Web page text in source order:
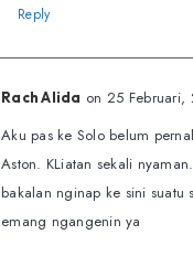
Reply
Rach Alida on 25
Aku pas ke Solo belum
Aston. KLiatan sekali
bakalan nginap ke sini suatu
emang ngangenin ya